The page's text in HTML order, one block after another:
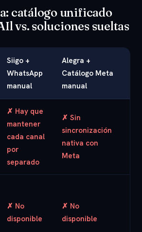
catálogo unificado
vs. soluciones sueltas
Siigo +
WhatsApp
manual
Alegra +
Catálogo Meta
manual
✗ Hay que
mantener
cada canal
por
separado
✗ Sin
sincronización
nativa con
Meta
✗ No
disponible
✗ No
disponible